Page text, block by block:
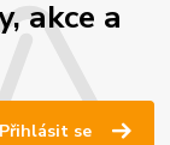
akce a
Přihlásit se